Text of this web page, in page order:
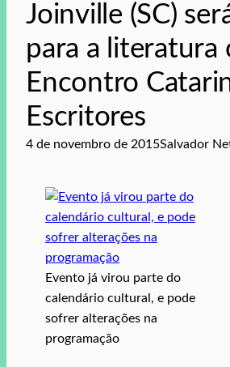
Joinville (SC)
para a literatura
Encontro
Escritores
4 de novembro de 2015Salvador
Evento já virou parte do
calendário cultural, e pode
sofrer alterações na
programação